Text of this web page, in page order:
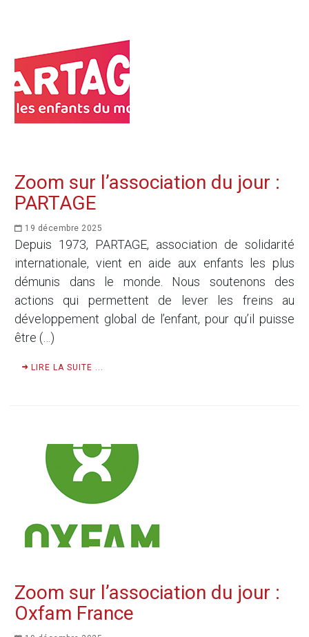
Zoom sur l’association du jour :
PARTAGE
19 décembre 2025
Depuis 1973, PARTAGE, association de solidarité
internationale, vient en aide aux enfants les plus
démunis dans le monde. Nous soutenons des
actions qui permettent de lever les freins au
développement global de l’enfant, pour qu’il puisse
être (…)
LIRE LA SUITE ...
Zoom sur l’association du jour :
Oxfam France